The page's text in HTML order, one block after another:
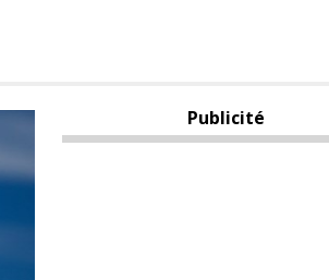
Publicité